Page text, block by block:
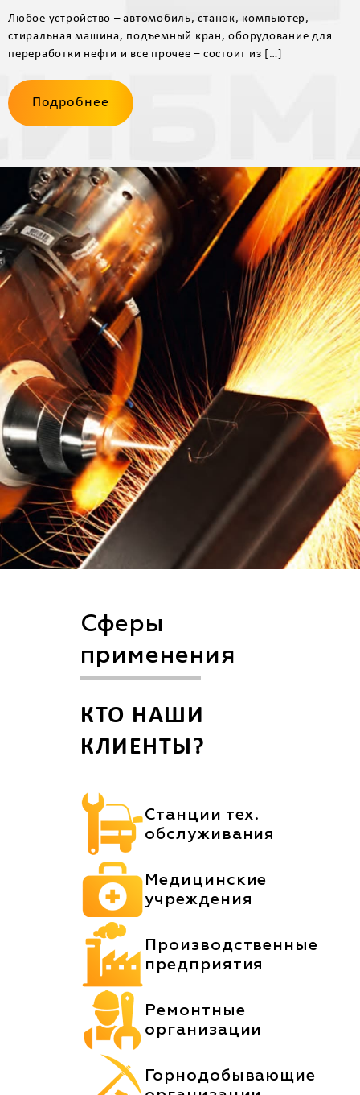
Любое устройство – автомобиль, станок, компьютер,
стиральная машина, подъемный кран, оборудование для
переработки нефти и все прочее – состоит из […]
Подробнее
Сферы
применения
КТО НАШИ
КЛИЕНТЫ?
Станции тех.
обслуживания
Медицинские
учреждения
Производственные
предприятия
Ремонтные
организации
Горнодобывающие